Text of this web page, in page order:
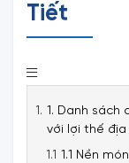
Tiết
1. Danh sách
với lợi thế
1.1 Nền